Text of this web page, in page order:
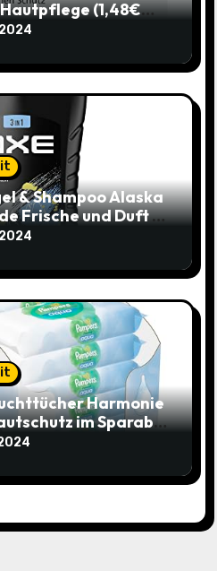
(1,48€
& Shampoo Alaska
Frische und Duft –
statt 2,65€
Harmonie
im Sparabo
Rabatt)